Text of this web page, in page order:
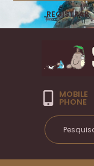
REGISTRAR
MOBILE
PHONE